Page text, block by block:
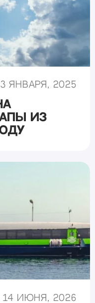
3 января, 2025
из
14 июня, 2026